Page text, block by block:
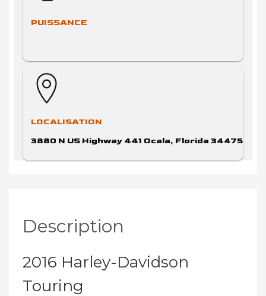
PUISSANCE
LOCALISATION
3880 N US Highway 441 Ocala, Florida 34475
Description
2016 Harley-Davidson
Touring